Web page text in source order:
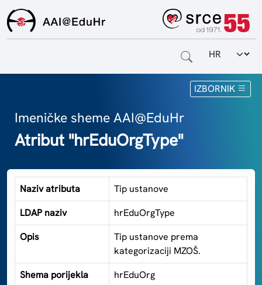
Odabir
IZBORNIK
Za krajnje korisnike
Za davatelje usluga
O sustavu
Kontakt
Imeničke sheme AAI@EduHr
Atribut "hrEduOrgType"
Naziv atributa
Tip ustanove
LDAP naziv
hrEduOrgType
Opis
Tip ustanove prema
kategorizaciji MZOŠ.
Shema porijekla
hrEduOrg